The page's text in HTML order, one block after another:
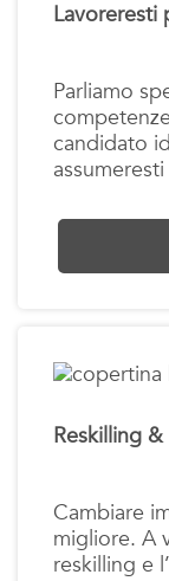
Lavoreresti
Parliamo
candidato
Reskilling
Cambiare
migliore. A
reskilling e